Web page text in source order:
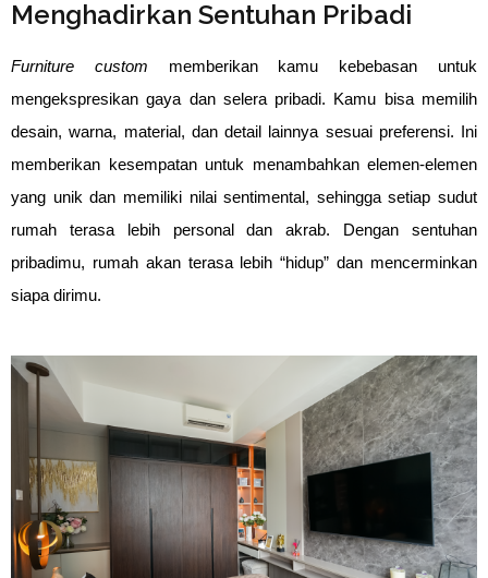
⁠Menghadirkan Sentuhan Pribadi
Furniture custom memberikan kamu kebebasan untuk
mengekspresikan gaya dan selera pribadi. Kamu bisa memilih
desain, warna, material, dan detail lainnya sesuai preferensi. Ini
memberikan kesempatan untuk menambahkan elemen-elemen
yang unik dan memiliki nilai sentimental, sehingga setiap sudut
rumah terasa lebih personal dan akrab. Dengan sentuhan
pribadimu, rumah akan terasa lebih “hidup” dan mencerminkan
siapa dirimu.